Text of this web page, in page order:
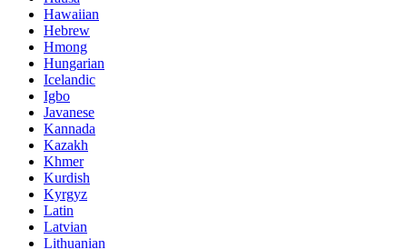
Hawaiian
Hebrew
Hmong
Hungarian
Icelandic
Igbo
Javanese
Kannada
Kazakh
Khmer
Kurdish
Kyrgyz
Latin
Latvian
Lithuanian